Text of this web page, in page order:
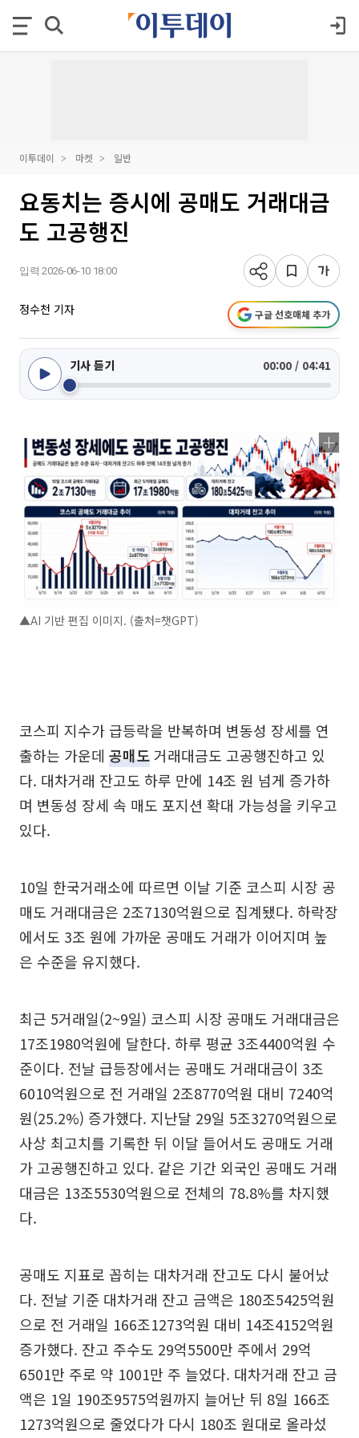
이투데이 마켓 일반
요동치는 증시에 공매도 거래대금
도 고공행진
입력 2026-06-10 18:00
정수천 기자 구글 선호매체 추가
기사 듣기 00:00 / 04:41
▲AI 기반 편집 이미지. (출처=챗GPT)
코스피 지수가 급등락을 반복하며 변동성 장세를 연
출하는 가운데 공매도거래대금도 고공행진하고 있
다. 대차거래 잔고도 하루 만에 14조 원 넘게 증가하
며 변동성 장세 속 매도 포지션 확대 가능성을 키우고
있다.
10일 한국거래소에 따르면 이날 기준 코스피 시장 공
매도 거래대금은 2조7130억원으로 집계됐다. 하락장
에서도 3조 원에 가까운 공매도 거래가 이어지며 높
은 수준을 유지했다.
최근 5거래일(2~9일) 코스피 시장 공매도 거래대금은
17조1980억원에 달한다. 하루 평균 3조4400억원 수
준이다. 전날 급등장에서는 공매도 거래대금이 3조
6010억원으로 전 거래일 2조8770억원 대비 7240억
원(25.2%) 증가했다. 지난달 29일 5조3270억원으로
사상 최고치를 기록한 뒤 이달 들어서도 공매도 거래
가 고공행진하고 있다. 같은 기간 외국인 공매도 거래
대금은 13조5530억원으로 전체의 78.8%를 차지했
다.
공매도 지표로 꼽히는 대차거래 잔고도 다시 불어났
다. 전날 기준 대차거래 잔고 금액은 180조5425억원
으로 전 거래일 166조1273억원 대비 14조4152억원
증가했다. 잔고 주수도 29억5500만 주에서 29억
6501만 주로 약 1001만 주 늘었다. 대차거래 잔고 금
액은 1일 190조9575억원까지 늘어난 뒤 8일 166조
1273억원으로 줄었다가 다시 180조 원대로 올라섰